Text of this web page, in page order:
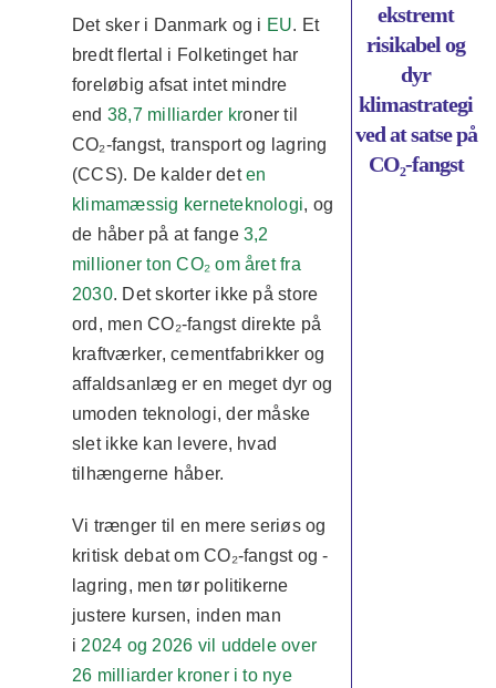
Det sker i Danmark og i EU. Et
bredt flertal i Folketinget har
foreløbig afsat intet mindre
end 38,7 milliarder kroner til
CO₂-fangst, transport og lagring
(CCS). De kalder deten
klimamæssig kerneteknologi, og
de håber på at fange3,2
millioner ton CO₂ om året fra
2030. Det skorter ikke på store
ord, men CO₂-fangst direkte på
kraftværker, cementfabrikker og
affaldsanlæg er en meget dyr og
umoden teknologi, der måske
slet ikke kan levere, hvad
tilhængerne håber.
Vi trænger til en mere seriøs og
kritisk debat om CO₂-fangst og -
lagring, men tør politikerne
justere kursen, inden man
i 2024 og 2026 vil uddele over
26 milliarder kroner i to nye
ekstremt
risikabel og
dyr
klimastrategi
ved at satse på
CO₂-fangst